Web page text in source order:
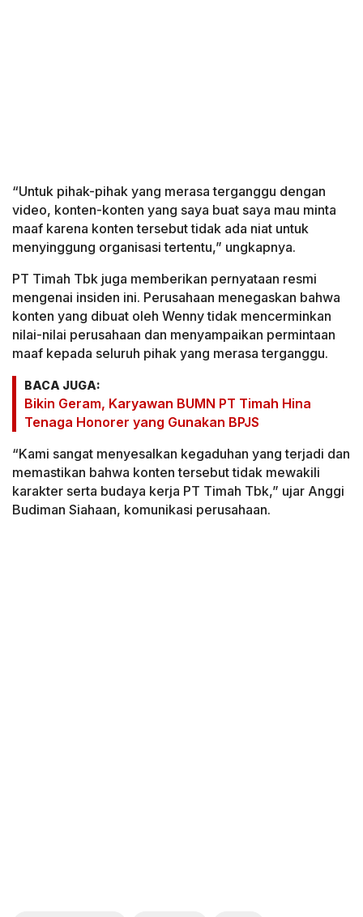
“Untuk pihak-pihak yang merasa terganggu dengan
video, konten-konten yang saya buat saya mau minta
maaf karena konten tersebut tidak ada niat untuk
menyinggung organisasi tertentu,” ungkapnya.
PT Timah Tbk juga memberikan pernyataan resmi
mengenai insiden ini. Perusahaan menegaskan bahwa
konten yang dibuat oleh Wenny tidak mencerminkan
nilai-nilai perusahaan dan menyampaikan permintaan
maaf kepada seluruh pihak yang merasa terganggu.
BACA JUGA:
Bikin Geram, Karyawan BUMN PT Timah Hina
Tenaga Honorer yang Gunakan BPJS
“Kami sangat menyesalkan kegaduhan yang terjadi dan
memastikan bahwa konten tersebut tidak mewakili
karakter serta budaya kerja PT Timah Tbk,” ujar Anggi
Budiman Siahaan, komunikasi perusahaan.